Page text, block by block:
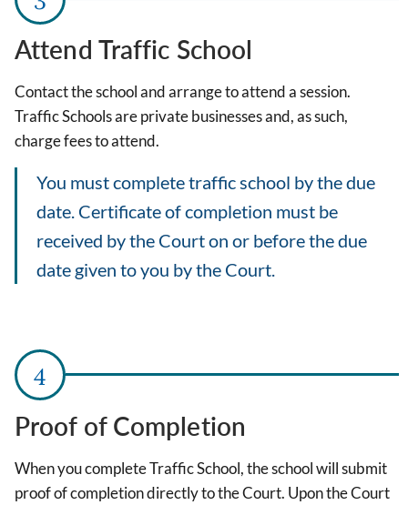
Attend Traffic School
Contact the school and arrange to attend a session.
Traffic Schools are private businesses and, as such,
charge fees to attend.
You must complete traffic school by the due
date. Certificate of completion must be
received by the Court on or before the due
date given to you by the Court.
Proof of Completion
When you complete Traffic School, the school will submit
proof of completion directly to the Court. Upon the Court